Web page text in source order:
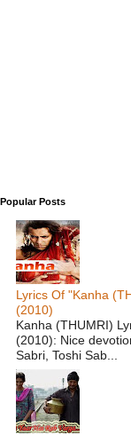
Popular Posts
Lyrics Of "Kanha
(2010)
Kanha (THUMRI)
(2010): Nice
Sabri, Toshi Sab...